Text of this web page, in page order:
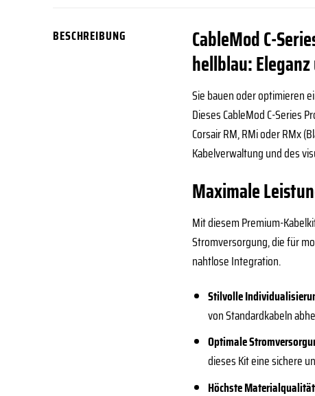
BESCHREIBUNG
CableMod C-
hellblau:
Sie bauen oder optimieren
Dieses CableMod C-Series
Corsair RM, RMi oder RMx
Kabelverwaltung und des
Maximale
Mit diesem Premium-
Stromversorgung, die für
nahtlose Integration.
Stilvolle
von Standardkabeln
Optimale
dieses Kit eine sichere
Höchste